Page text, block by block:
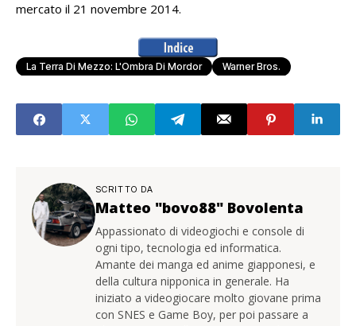
mercato il 21 novembre 2014.
La Terra Di Mezzo: L'Ombra Di Mordor Warner Bros.
SCRITTO DA
Matteo "bovo88" Bovolenta
Appassionato di videogiochi e console di
ogni tipo, tecnologia ed informatica.
Amante dei manga ed anime giapponesi, e
della cultura nipponica in generale. Ha
iniziato a videogiocare molto giovane prima
con SNES e Game Boy, per poi passare a